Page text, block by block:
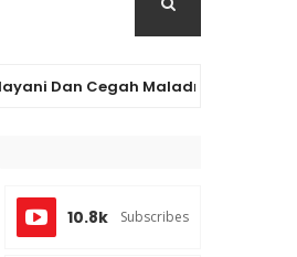
Cegah Maladministrasi
10.8k Subscribes